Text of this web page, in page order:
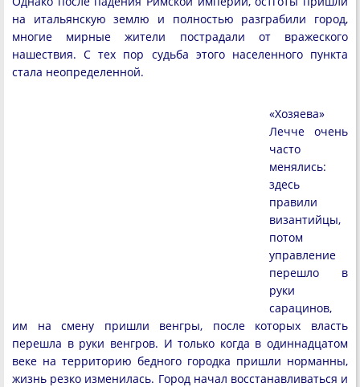
на итальянскую землю и полностью разграбили город,
многие мирные жители пострадали от вражеского
нашествия. С тех пор судьба этого населенного пункта
стала неопределенной.
«Хозяева»
Лечче очень
часто
менялись:
здесь
правили
византийцы,
потом
управление
перешло в
руки
сарацинов,
им на смену пришли венгры, после которых власть
перешла в руки венгров. И только когда в одиннадцатом
веке на территорию бедного городка пришли норманны,
жизнь резко изменилась. Город начал восстанавливаться и